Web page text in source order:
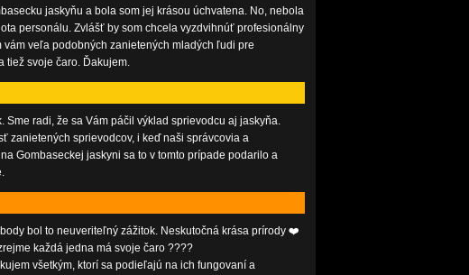
jaskyňu a bola som jej krásou úchvatena. No, nebola
personálu. Zvlášť by som chcela vyzdvihnúť profesionálny
veľa podobných zanietených mladých ľudi pre
svoje čaro. Ďakujem.
radi, že sa Vám páčil výklad sprievodcu aj jaskyňa.
zanietených sprievodcov, i keď naši správcovia a
Gombaseckej jaskyni sa to v tomto prípade podarilo a
bol to neuveriteľný zážitok. Neskutočná krása prírody ❤️
každá jedna má svoje čaro ????
všetkým, ktorí sa podieľajú na ich fungovaní a